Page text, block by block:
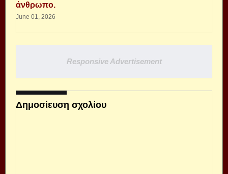
άνθρωπο.
June 01, 2026
Responsive Advertisement
Δημοσίευση σχολίου